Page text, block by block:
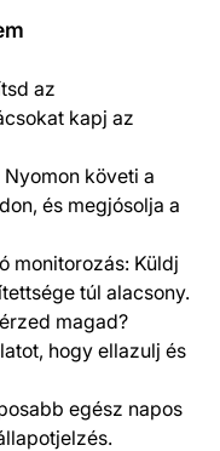
az
kapj az
követi a
és megjósolja a
monitorozás: Küldj
túl alacsony.
magad?
hogy ellazulj és
egész napos